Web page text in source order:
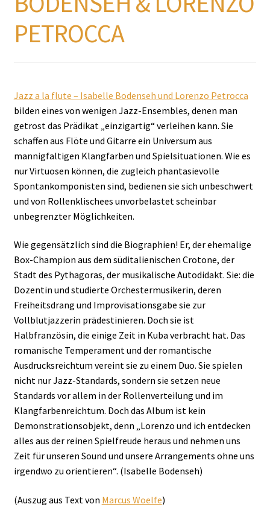
PETROCCA
Jazz a la flute – Isabelle Bodenseh und Lorenzo Petrocca
bilden eines von wenigen Jazz-Ensembles, denen man
getrost das Prädikat „einzigartig“ verleihen kann. Sie
schaffen aus Flöte und Gitarre ein Universum aus
mannigfaltigen Klangfarben und Spielsituationen. Wie es
nur Virtuosen können, die zugleich phantasievolle
Spontankomponisten sind, bedienen sie sich unbeschwert
und von Rollenklischees unvorbelastet scheinbar
unbegrenzter Möglichkeiten.
Wie gegensätzlich sind die Biographien! Er, der ehemalige
Box-Champion aus dem süditalienischen Crotone, der
Stadt des Pythagoras, der musikalische Autodidakt. Sie: die
Dozentin und studierte Orchestermusikerin, deren
Freiheitsdrang und Improvisationsgabe sie zur
Vollblutjazzerin prädestinieren. Doch sie ist
Halbfranzösin, die einige Zeit in Kuba verbracht hat. Das
romanische Temperament und der romantische
Ausdrucksreichtum vereint sie zu einem Duo. Sie spielen
nicht nur Jazz-Standards, sondern sie setzen neue
Standards vor allem in der Rollenverteilung und im
Klangfarbenreichtum. Doch das Album ist kein
Demonstrationsobjekt, denn „Lorenzo und ich entdecken
alles aus der reinen Spielfreude heraus und nehmen uns
Zeit für unseren Sound und unsere Arrangements ohne uns
irgendwo zu orientieren“. (Isabelle Bodenseh)
(Auszug aus Text von Marcus Woelfe)